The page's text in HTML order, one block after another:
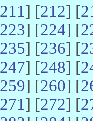
211] [212] [
223] [224] [
235] [236] [
247] [248] [
259] [260] [
271] [272] [